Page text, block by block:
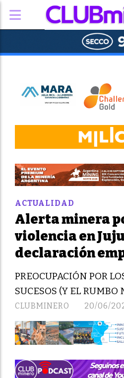
Alerta minera
violencia en
declaración
PREOCUPACIÓN POR
SUCESOS (Y EL RUMBO
ACTUALIDAD
20/06/
CLUBMINERO